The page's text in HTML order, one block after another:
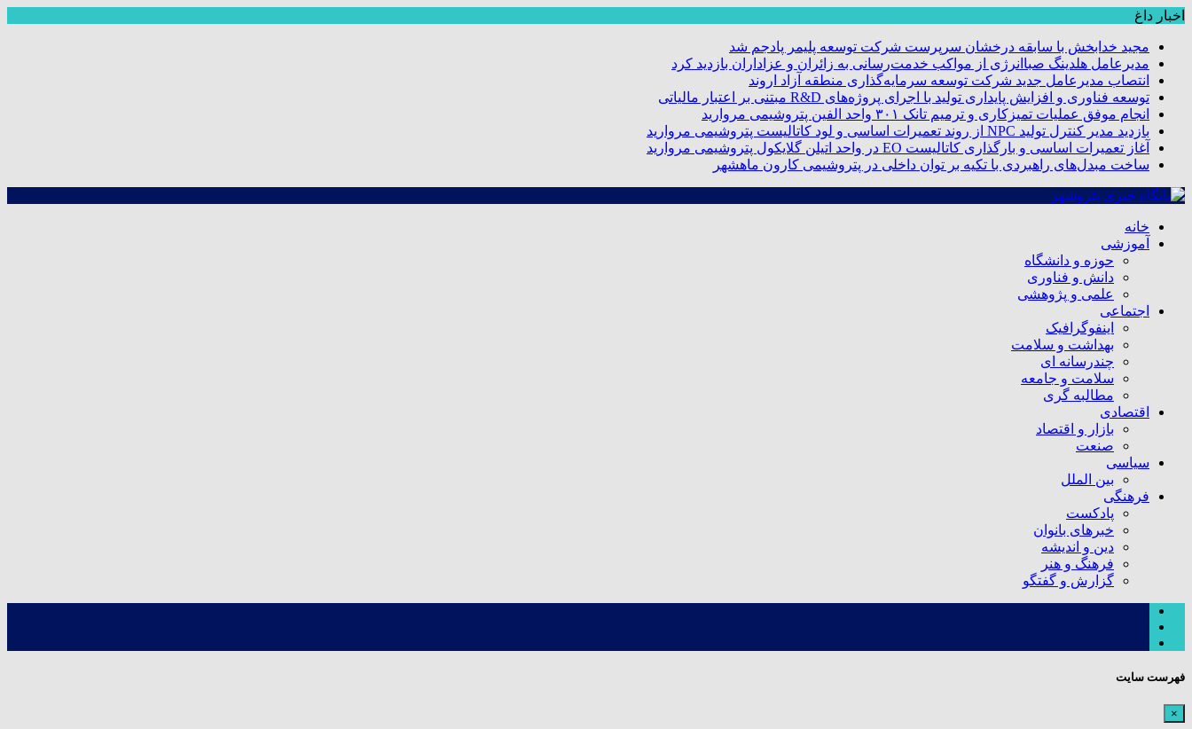
اخبار داغ
مجید خدابخش با سابقه درخشان سرپرست شرکت توسعه پلیمر پادجم شد
مدیرعامل هلدینگ صباانرژی از مواکب خدمت‌رسانی به زائران و عزاداران بازدید کرد
انتصاب مدیرعامل جدید شرکت توسعه سرمایه‌گذاری منطقه آزاد اروند
توسعه فناوری و افزایش پایداری تولید با اجرای پروژه‌های R&D مبتنی بر اعتبار مالیاتی
انجام موفق عملیات تمیزکاری و ترمیم تانک ۳۰۱ واحد الفین پتروشیمی مروارید
بازدید مدیر کنترل تولید NPC از روند تعمیرات اساسی و لود کاتالیست پتروشیمی مروارید
آغاز تعمیرات اساسی و بارگذاری کاتالیست EO در واحد اتیلن گلایکول پتروشیمی مروارید
ساخت مبدل‌های راهبردی با تکیه بر توان داخلی در پتروشیمی کارون ماهشهر
خانه
آموزشی
حوزه و دانشگاه
دانش و فناوری
علمی و پژوهشی
اجتماعی
اینفوگرافیک
بهداشت و سلامت
چندرسانه ای
سلامت و جامعه
مطالبه گری
اقتصادی
بازار و اقتصاد
صنعت
سیاسی
بین الملل
فرهنگی
پادکست
خبرهای بانوان
دین و اندیشه
فرهنگ و هنر
گزارش و گفتگو
فهرست سایت
×